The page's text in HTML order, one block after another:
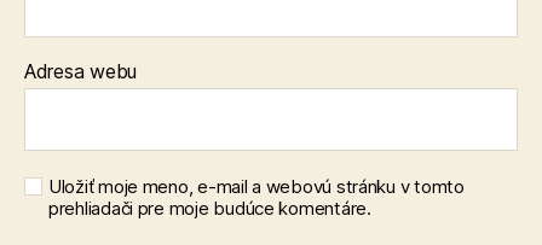
Adresa webu
Uložiť moje meno, e-mail a webovú stránku v tomto
prehliadači pre moje budúce komentáre.